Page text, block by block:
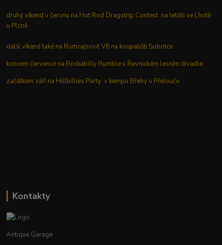
druhý víkend v červnu na Hot Rod Dragstrip Contest na letišti ve Lhotě
u Plzně
další víkend také na Rumcajsově V8 na koupališti Sobotce
koncem července na Rockabilly Rumble v Řevnickém lesním divadle
začátkem září na Hillbillies Party v kempu Břehy u Přelouče
Kontakty
Antique Garage